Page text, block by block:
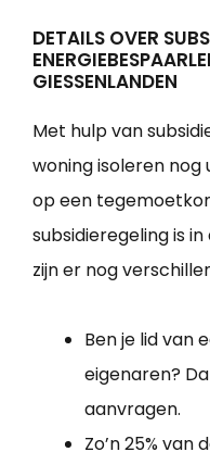
DETAILS OVER
GIESSENLANDEN
Met hulp van
woning isoleren nog
op een
subsidieregeling is
zijn er nog
Ben je lid van
eigenaren?
aanvragen.
Zo’n 25%